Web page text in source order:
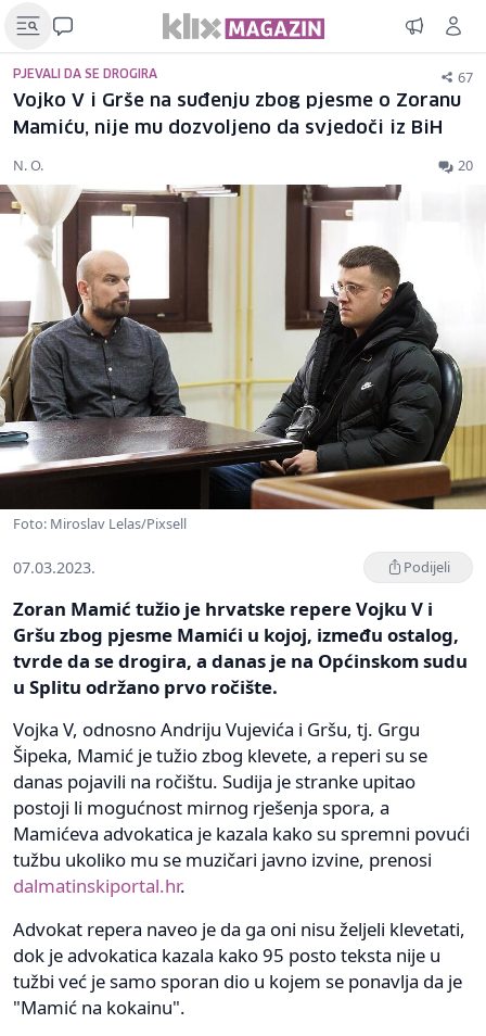
PJEVALI DA SE DROGIRA 67
Vojko V i Grše na suđenju zbog pjesme o Zoranu
Mamiću, nije mu dozvoljeno da svjedoči iz BiH
N. O. 20
Foto: Miroslav Lelas/Pixsell
07.03.2023. Podijeli
Zoran Mamić tužio je hrvatske repere Vojku V i
Gršu zbog pjesme Mamići u kojoj, između ostalog,
tvrde da se drogira, a danas je na Općinskom sudu
u Splitu održano prvo ročište.
Vojka V, odnosno Andriju Vujevića i Gršu, tj. Grgu
Šipeka, Mamić je tužio zbog klevete, a reperi su se
danas pojavili na ročištu. Sudija je stranke upitao
postoji li mogućnost mirnog rješenja spora, a
Mamićeva advokatica je kazala kako su spremni povući
tužbu ukoliko mu se muzičari javno izvine, prenosi
dalmatinskiportal.hr.
Advokat repera naveo je da ga oni nisu željeli klevetati,
dok je advokatica kazala kako 95 posto teksta nije u
tužbi već je samo sporan dio u kojem se ponavlja da je
"Mamić na kokainu".